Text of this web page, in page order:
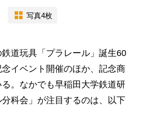
写真4枚
道玩具「プラレール」誕生60
イベント開催のほか、記念商
。なかでも早稲田大学鉄道研
科会」が注目するのは、以下